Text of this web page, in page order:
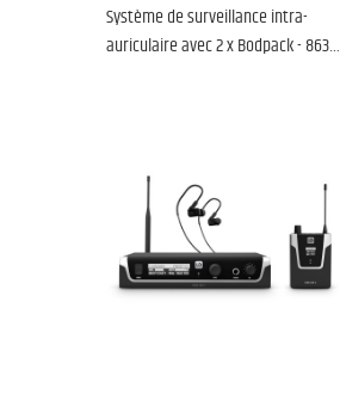
Système de surveillance intra-
auriculaire avec 2 x Bodpack - 863…